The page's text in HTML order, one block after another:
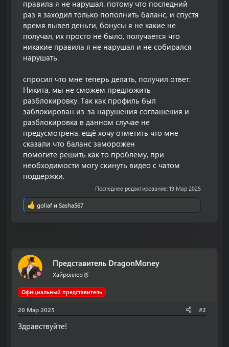
правила я не нарушал. потому что последний
раз я заходил только пополнить баланс, и спустя
время вывел деньги, бонусы я не какие не
получал, их просто не было, получается что
никакие правила я не нарушал и не собирался
нарушать.
спросил что мне теперь делать, получил ответ:
Никита, мы не сможем предложить
разблокировку. Так как профиль был
заблокирован из-за нарушения соглашения и
разблокировка в данном случае не
предусмотрена. ещё хочу отметить что мне
сказали что баланс заморожен
помогите решить как то проблему, при
необходимости могу скинуть видео с чатом
поддержки.
Последнее редактирование: 19 Мар 2025
Р
и
:
goliaf и Sasha567
Представитель DragonMoney
Хайроллер🥈
Официальный представитель
20 Мар 2025 #2
Здравствуйте!